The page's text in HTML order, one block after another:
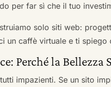
per far sì che il tuo
solo siti web:
un caffè virtuale e ti
Perché la
impazienti. Se un sito